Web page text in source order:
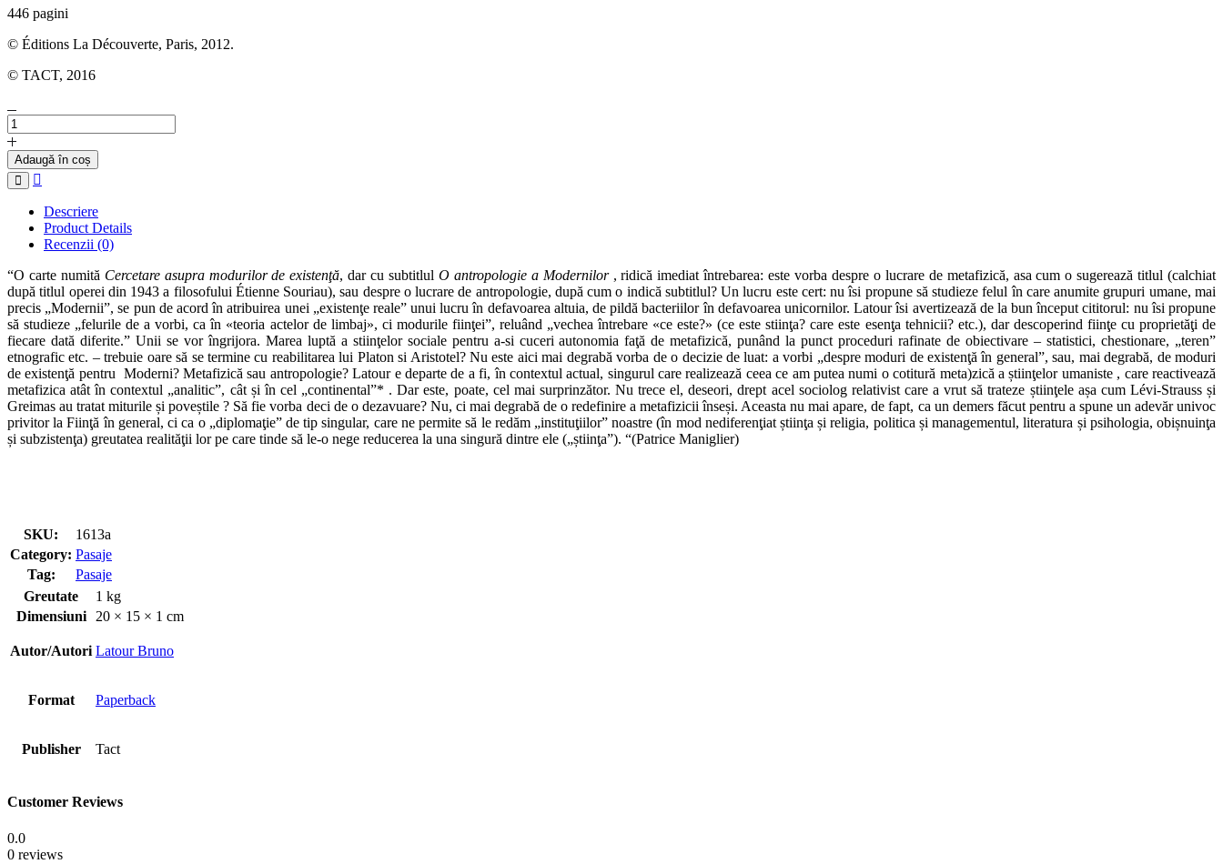
446 pagini
© Éditions La Découverte, Paris, 2012.
© TACT, 2016
Cantitate
BRUNO
LATOUR
-
Cercetare
modurilor
existenţă
Adaugă în coș
Descriere
Product Details
Recenzii (0)
“O carte numită Cercetare asupra modurilor de existenţă, dar cu subtitlul O antropologie a Modernilor, ridică imediat întrebarea: este vorba despre o lucrare de metafizică, asa cum o sugerează titlul (calchiat
după titlul operei din 1943 a filosofului Étienne Souriau), sau despre o lucrare de antropologie, după cum o indică subtitlul? Un lucru este cert: nu îsi propune să studieze felul în care anumite grupuri umane, mai
precis „Modernii”, se pun de acord în atribuirea unei „existenţe reale” unui lucru în defavoarea altuia, de pildă bacteriilor în defavoarea unicornilor. Latour îsi avertizează de la bun început cititorul: nu îsi propune
să studieze „felurile de a vorbi, ca în «teoria actelor de limbaj», ci modurile fiinţei”, reluând „vechea întrebare «ce este?» (ce este stiinţa? care este esenţa tehnicii? etc.), dar descoperind fiinţe cu proprietăţi de
fiecare dată diferite.” Unii se vor îngrijora. Marea luptă a stiinţelor sociale pentru a-si cuceri autonomia faţă de metafizică, punând la punct proceduri rafinate de obiectivare – statistici, chestionare, „teren”
etnografic etc. – trebuie oare să se termine cu reabilitarea lui Platon si Aristotel? Nu este aici mai degrabă vorba de o decizie de luat: a vorbi „despre moduri de existenţă în general”, sau, mai degrabă, de moduri
de existenţă pentru Moderni? Metafizică sau antropologie? Latour e departe de a fi, în contextul actual, singurul care realizează ceea ce am putea numi o cotitură meta)zică a știinţelor umaniste , care reactivează
metafizica atât în contextul „analitic”, cât și în cel „continental”* . Dar este, poate, cel mai surprinzător. Nu trece el, deseori, drept acel sociolog relativist care a vrut să trateze știinţele așa cum Lévi-Strauss și
Greimas au tratat miturile și poveștile ? Să fie vorba deci de o dezavuare? Nu, ci mai degrabă de o redefinire a metafizicii înseși. Aceasta nu mai apare, de fapt, ca un demers făcut pentru a spune un adevăr univoc
privitor la Fiinţă în general, ci ca o „diplomaţie” de tip singular, care ne permite să le redăm „instituţiilor” noastre (în mod nediferenţiat știinţa și religia, politica și managementul, literatura și psihologia, obișnuinţa
și subzistenţa) greutatea realităţii lor pe care tinde să le-o nege reducerea la una singură dintre ele („știinţa”). “(Patrice Maniglier)
SKU:
1613a
Category: Pasaje
Tag:
Pasaje
Greutate
1 kg
Dimensiuni
20 × 15 × 1 cm
Autor/Autori Latour Bruno
Format Paperback
Publisher Tact
Customer Reviews
0.0
0 reviews